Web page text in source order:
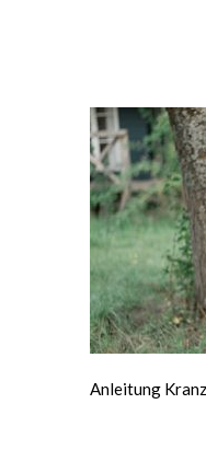
Anleitung